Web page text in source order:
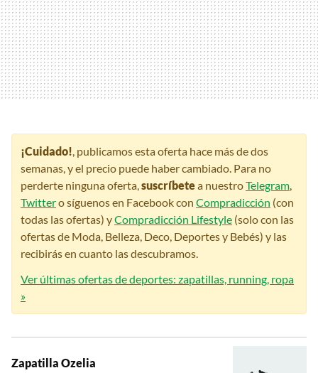
¡Cuidado!, publicamos esta oferta hace más de dos
semanas, y el precio puede haber cambiado. Para no
perderte ninguna oferta,suscríbetea nuestroTelegram,
Twittero síguenos en Facebook con Compradicción (con
todas las ofertas) yCompradicción Lifestyle (solo con las
ofertas de Moda, Belleza, Deco, Deportes y Bebés) y las
recibirás en cuanto las descubramos.
Ver últimas ofertas de deportes: zapatillas, running, ropa
»
Zapatilla Ozelia